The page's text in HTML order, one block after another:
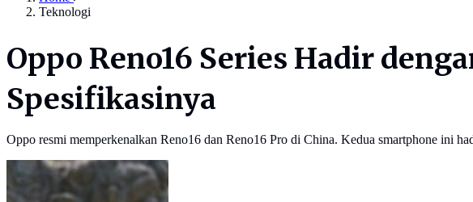
Teknologi
Oppo Reno16 Series Hadir
Spesifikasinya
Oppo resmi memperkenalkan Reno16 dan Reno16 Pro di China. Kedua smartphone ini